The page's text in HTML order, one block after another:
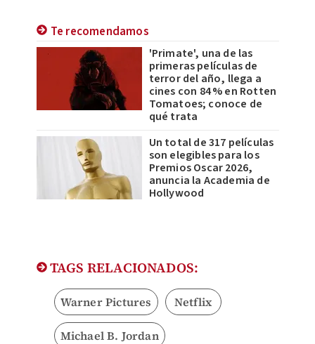
Te recomendamos
'Primate', una de las
primeras películas de
terror del año, llega a
cines con 84 % en Rotten
Tomatoes; conoce de
qué trata
Un total de 317 películas
son elegibles para los
Premios Oscar 2026,
anuncia la Academia de
Hollywood
TAGS RELACIONADOS:
Warner Pictures Netflix
Michael B. Jordan